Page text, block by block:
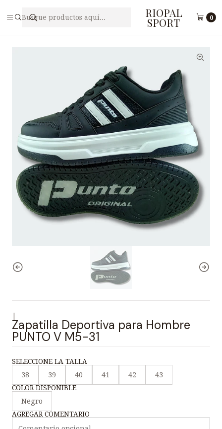
RIOPAL
SPORT 0
Zapatilla Deportiva para Hombre PUNTO V M5-31
Zapatilla Deportiva para Hombre
PUNTO V M5-31
SELECCIONE LA TALLA
38
39 40 41 42
43
COLOR DISPONIBLE
Negro
AGREGAR COMENTARIO